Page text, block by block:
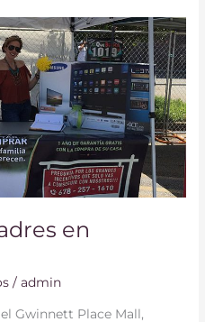
en
/admin
Gwinnett Place Mall,